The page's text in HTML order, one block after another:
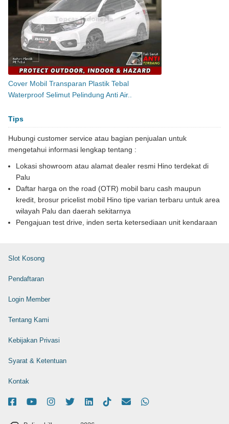
Cover Mobil Transparan Plastik Tebal
Waterproof Selimut Pelindung Anti Air..
Tips
Hubungi customer service atau bagian penjualan untuk
mengetahui informasi lengkap tentang :
Lokasi showroom atau alamat dealer resmi Hino terdekat di
Palu
Daftar harga on the road (OTR) mobil baru cash maupun
kredit, brosur pricelist mobil Hino tipe varian terbaru untuk area
wilayah Palu dan daerah sekitarnya
Pengajuan test drive, inden serta ketersediaan unit kendaraan
Slot Kosong
Pendaftaran
Login Member
Tentang Kami
Kebijakan Privasi
Syarat & Ketentuan
Kontak
Facebook
YoutubeInstagramX-TwitterLinkedin
TiktokEmailWhatsApp